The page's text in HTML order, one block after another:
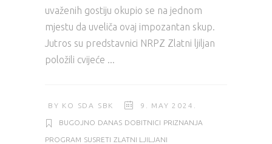
uvaženih gostiju okupio se na jednom
mjestu da uveliča ovaj impozantan skup.
Jutros su predstavnici NRPZ Zlatni ljiljan
položili cvijeće
BY KO SDA SBK 9. MAY 2024.
BUGOJNO DANAS DOBITNICI PRIZNANJA
PROGRAM SUSRETI ZLATNI LJILJANI